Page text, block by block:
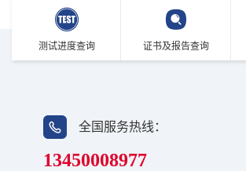
测试进度查询 证书及报告查询
全国服务热线：
13450008977